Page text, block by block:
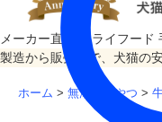
メーカー直売 ドライフード
製造から販売まで、犬猫の
ホーム > 無添加おやつ >